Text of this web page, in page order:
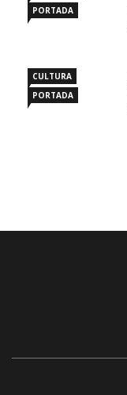
PORTADA
CULTURA
PORTADA